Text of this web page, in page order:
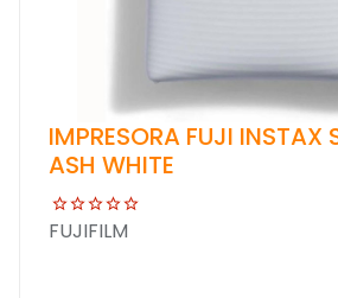
IMPRESORA FUJI INSTAX
ASH WHITE
FUJIFILM